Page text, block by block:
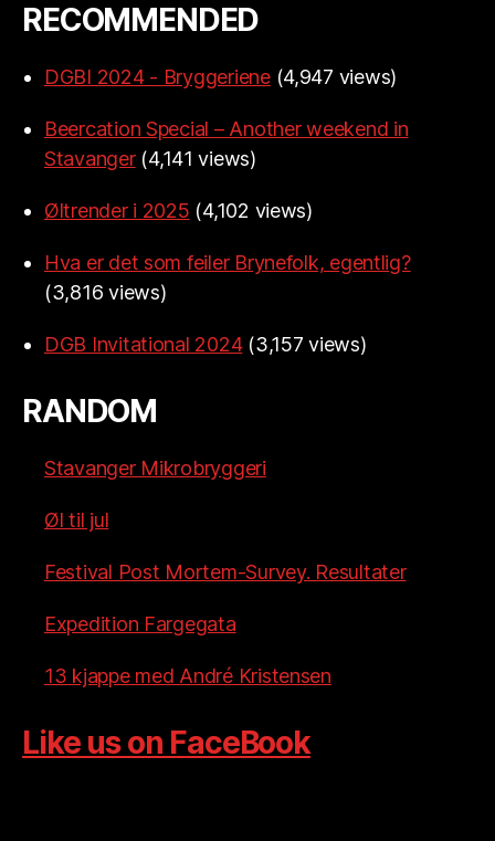
RECOMMENDED
DGBI 2024 - Bryggeriene (4,947 views)
Beercation Special – Another weekend in
Stavanger (4,141 views)
Øltrender i 2025 (4,102 views)
Hva er det som feiler Brynefolk, egentlig?
(3,816 views)
DGB Invitational 2024 (3,157 views)
RANDOM
Stavanger Mikrobryggeri
Øl til jul
Festival Post Mortem-Survey. Resultater
Expedition Fargegata
13 kjappe med André Kristensen
Like us on FaceBook